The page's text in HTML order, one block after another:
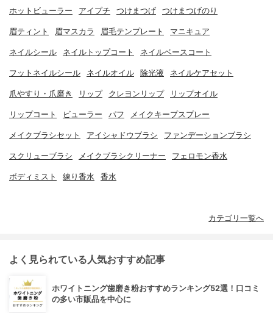
ホットビューラー アイプチ つけまつげ つけまつげのり
眉ティント 眉マスカラ 眉毛テンプレート マニキュア
ネイルシール ネイルトップコート ネイルベースコート
フットネイルシール ネイルオイル 除光液 ネイルケアセット
爪やすり・爪磨き リップ クレヨンリップ リップオイル
リップコート ビューラー パフ メイクキープスプレー
メイクブラシセット アイシャドウブラシ ファンデーションブラシ
スクリューブラシ メイクブラシクリーナー フェロモン香水
ボディミスト 練り香水 香水
カテゴリ一覧へ
よく見られている人気おすすめ記事
ホワイトニング歯磨き粉おすすめランキング52選！口コミ
の多い市販品を中心に